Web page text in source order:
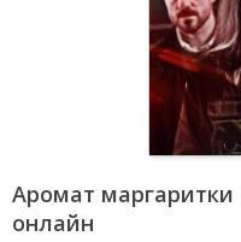
Аромат маргаритки
онлайн